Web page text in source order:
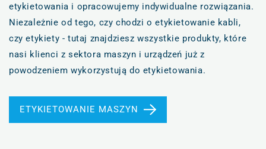
etykietowania i opracowujemy indywidualne rozwiązania.
Niezależnie od tego, czy chodzi o etykietowanie kabli,
czy etykiety - tutaj znajdziesz wszystkie produkty, które
nasi klienci z sektora maszyn i urządzeń już z
powodzeniem wykorzystują do etykietowania.
ETYKIETOWANIE MASZYN